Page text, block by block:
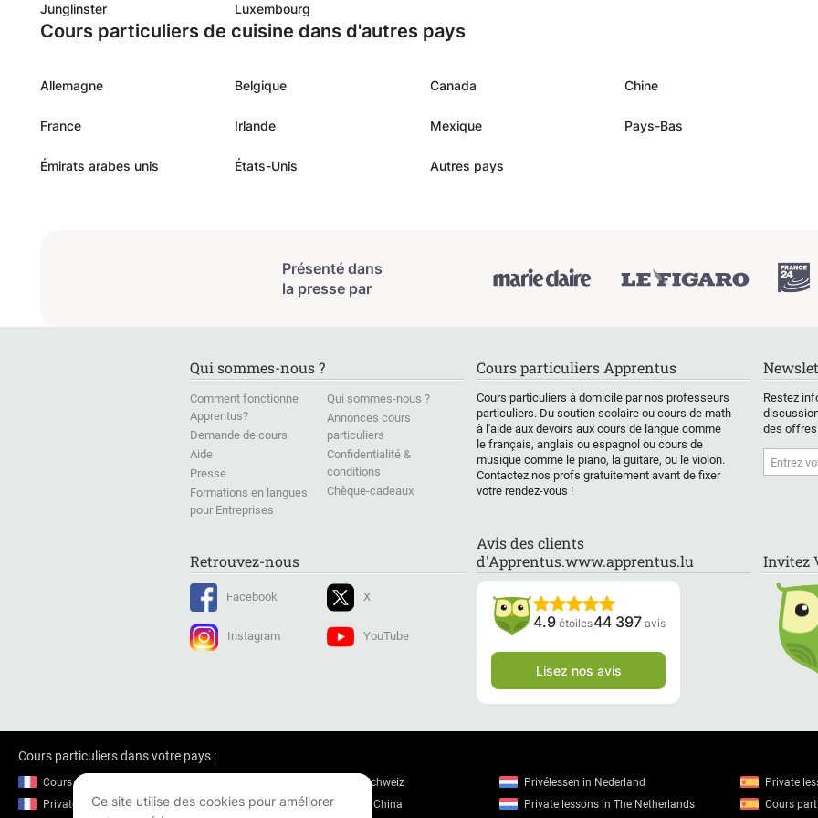
Peruvian influences Nikkei poke bowls with fresh fish, vegetables, and
homemade sauces Gyozas with creative Nikkei-style fillings Octopus
Junglinster Luxembourg
Cours particuliers de cuisine dans d'autres pays
Allemagne Belgique Canada Chine
France Irlande Mexique Pays-Bas
Émirats arabes unis États-Unis Autres pays
Présenté dans
la presse par
Qui sommes-nous ?
Comment fonctionne
Apprentus?
Demande de cours
Aide
Presse
Formations en langues
pour Entreprises
Qui sommes-nous ?
Annonces cours
particuliers
Confidentialité &
conditions
Chèque-cadeaux
Cours particuliers Apprentus
Cours particuliers à domicile par nos professeurs
particuliers. Du soutien scolaire ou cours de math
à l'aide aux devoirs aux cours de langue comme
le français, anglais ou espagnol ou cours de
musique comme le piano, la guitare, ou le violon.
Contactez nos profs gratuitement avant de fixer
votre rendez-vous !
Restez
des
Retrouvez-nous
Facebook
Instagram
X
YouTube
Avis des clients
d'Apprentus.www.apprentus.lu
4.9 étoiles44 397 avis
Lisez nos avis
Invitez
Cours particuliers dans votre pays :
Cours particuliers en France
Private lessons in France
Nachhilfe in der Schweiz
Private lessons in China
Privélessen in Nederland
Private lessons in The Netherlands
Private
Cours
Ce site utilise des cookies pour améliorer